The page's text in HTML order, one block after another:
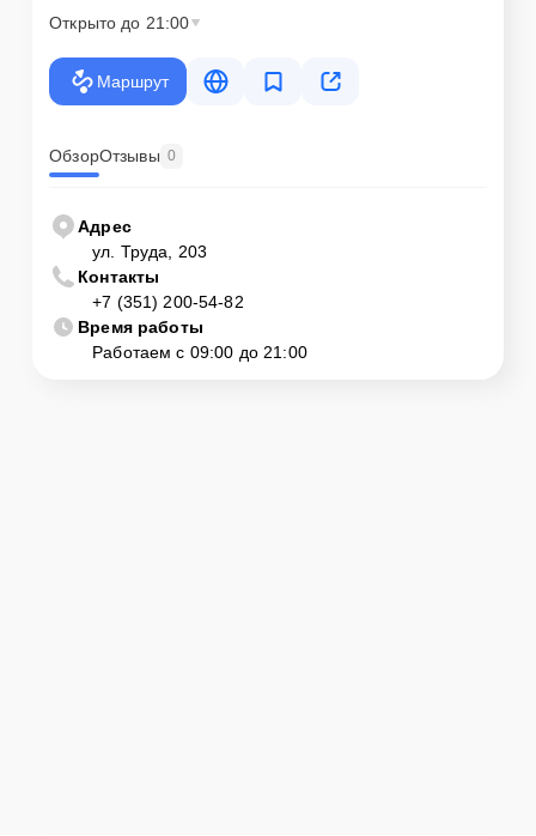
Открыто до 21:00
Маршрут
ОбзорОтзывы 0
Адрес
ул. Труда, 203
Контакты
+7 (351) 200-54-82
Время работы
Работаем с 09:00 до 21:00